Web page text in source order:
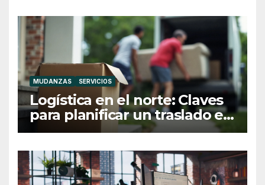
MUDANZAS SERVICIOS
Logística en el norte: Claves
para planificar un traslado en
Galicia